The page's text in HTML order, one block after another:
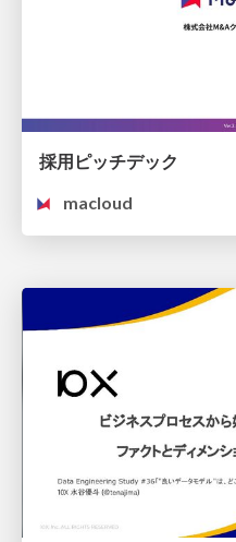
採用ピッチデック
macloud